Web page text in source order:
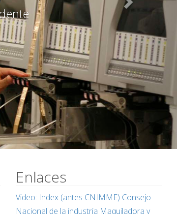
Enlaces
Video: Index (antes CNIMME) Consejo
Nacional de la industria Maquiladora y